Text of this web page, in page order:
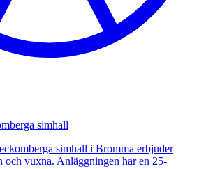
simhall
simhall i Bromma erbjuder
och vuxna. Anläggningen har en 25-